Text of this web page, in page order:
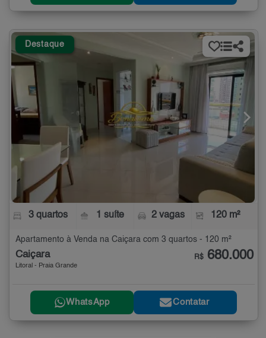
Destaque
3 quartos 1 suíte 2 vagas 120 m²
Apartamento à Venda na Caiçara com 3 quartos - 120 m²
Caiçara
Litoral - Praia Grande
R$ 680.000
WhatsApp Contatar